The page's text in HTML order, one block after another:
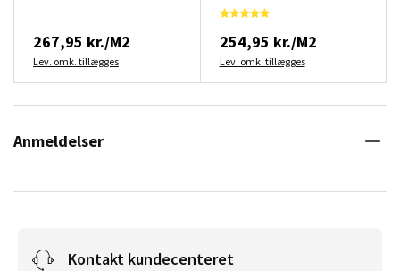
267,95 kr./M2
Lev. omk. tillægges
254,95 kr./M2
Lev. omk. tillægges
Anmeldelser
Kontakt kundecenteret